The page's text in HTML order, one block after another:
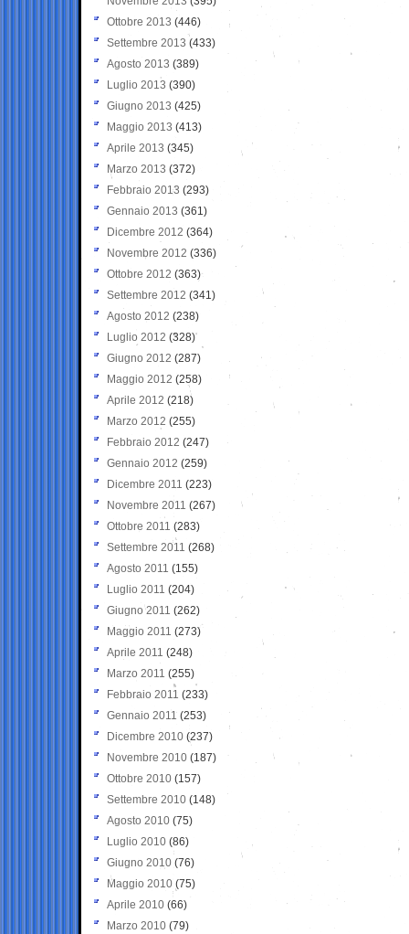
Ottobre 2013 (446)
Settembre 2013 (433)
Agosto 2013 (389)
Luglio 2013 (390)
Giugno 2013 (425)
Maggio 2013 (413)
Aprile 2013 (345)
Marzo 2013 (372)
Febbraio 2013 (293)
Gennaio 2013 (361)
Dicembre 2012 (364)
Novembre 2012 (336)
Ottobre 2012 (363)
Settembre 2012 (341)
Agosto 2012 (238)
Luglio 2012 (328)
Giugno 2012 (287)
Maggio 2012 (258)
Aprile 2012 (218)
Marzo 2012 (255)
Febbraio 2012 (247)
Gennaio 2012 (259)
Dicembre 2011 (223)
Novembre 2011 (267)
Ottobre 2011 (283)
Settembre 2011 (268)
Agosto 2011 (155)
Luglio 2011 (204)
Giugno 2011 (262)
Maggio 2011 (273)
Aprile 2011 (248)
Marzo 2011 (255)
Febbraio 2011 (233)
Gennaio 2011 (253)
Dicembre 2010 (237)
Novembre 2010 (187)
Ottobre 2010 (157)
Settembre 2010 (148)
Agosto 2010 (75)
Luglio 2010 (86)
Giugno 2010 (76)
Maggio 2010 (75)
Aprile 2010 (66)
Marzo 2010 (79)